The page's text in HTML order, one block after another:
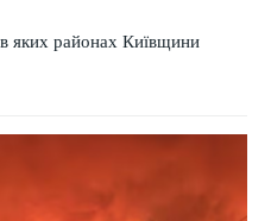
яких районах Київщини